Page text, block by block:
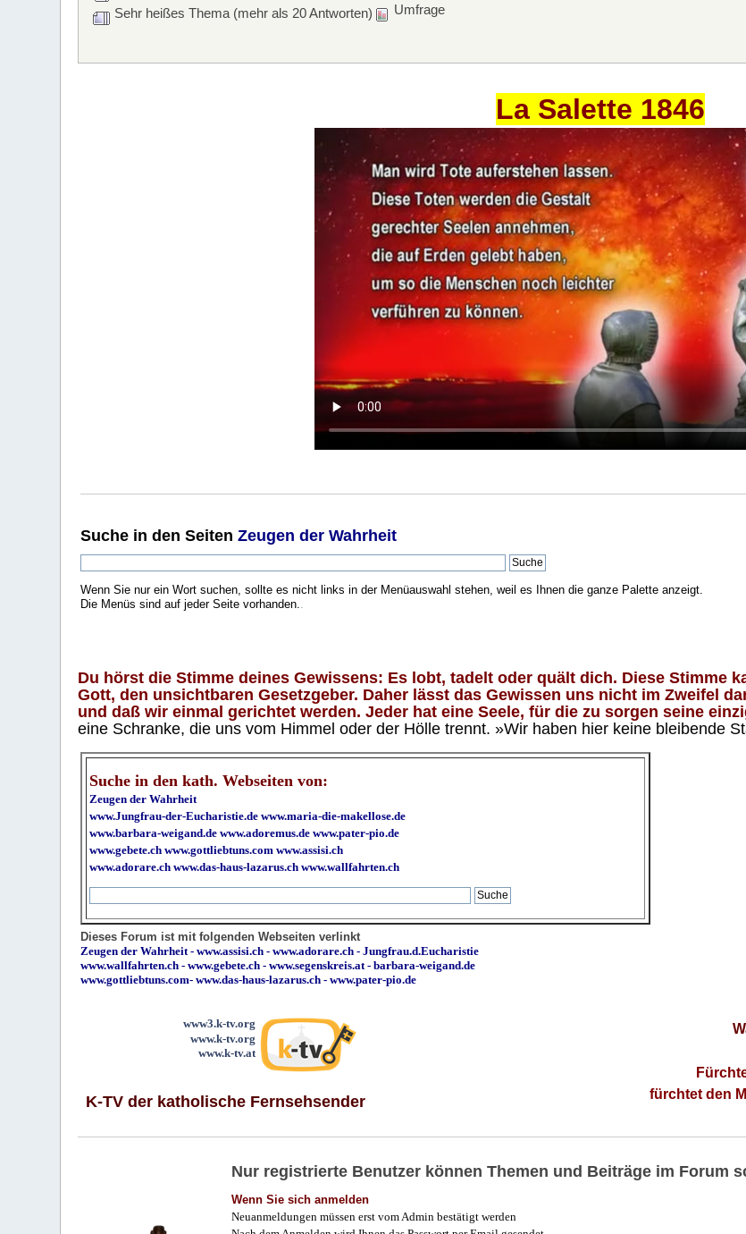
Sehr heißes Thema (mehr als 20 Antworten)
Umfrage
La Salette 1846
Suche in den SeitenZeugen der Wahrheit
Wenn Sie nur ein Wort suchen, sollte es nicht links in der Menüauswahl stehen, weil es Ihnen die ganze Palette anzeigt.
Die Menüs sind auf jeder Seite vorhanden.
Du hörst die Stimme deines Gewissens: Es lobt, tadelt oder quält dich. Diese Stimme
Gott, den unsichtbaren Gesetzgeber. Daher lässt das Gewissen uns nicht im Zweifel
und daß wir einmal gerichtet werden. Jeder hat eine Seele, für die zu sorgen seine
eine Schranke, die uns vom Himmel oder der Hölle trennt. »Wir haben hier keine bleibende
Suche in den kath. Webseiten von:
Zeugen der Wahrheit
www.Jungfrau-der-Eucharistie.de www.maria-die-makellose.de
www.barbara-weigand.de www.adoremus.de www.pater-pio.de
www.gebete.ch www.gottliebtuns.com www.assisi.ch
www.adorare.ch www.das-haus-lazarus.ch www.wallfahrten.ch
Dieses Forum ist mit folgenden Webseiten verlinkt
Zeugen der Wahrheit -www.assisi.ch -www.adorare.ch -Jungfrau.d.Eucharistie
www.wallfahrten.ch -www.gebete.ch -www.segenskreis.at -barbara-weigand.de
www.gottliebtuns.com-www.das-haus-lazarus.ch - www.pater-pio.de
www3.k-tv.org
www.k-tv.org
www.k-tv.at
K-TV der katholische Fernsehsender
fürchtet den
Nur registrierte Benutzer können Themen und Beiträge im Forum
Wenn Sie sich anmelden
Neuanmeldungen müssen erst vom Admin bestätigt werden